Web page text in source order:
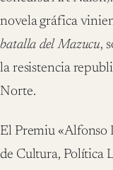
novela gráfica
batalla del Mazucu,
la resistencia
Norte.
El Premiu «Alfonso
de Cultura, Política